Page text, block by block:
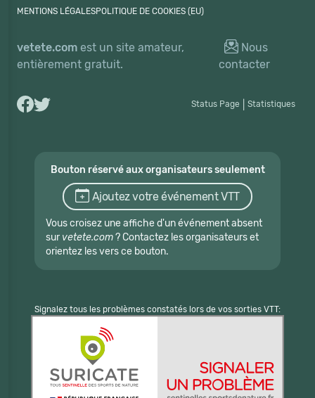
MENTIONS LÉGALESPOLITIQUE DE COOKIES (EU)
vetete.com est un site amateur,
entièrement gratuit.
Nous
contacter
Status Page Statistiques
Bouton réservé aux organisateurs seulement
Ajoutez votre événement VTT
Vous croisez une affiche d'un événement absent
sur vetete.com? Contactez les organisateurs et
orientez les vers ce bouton.
Signalez tous les problèmes constatés lors de vos sorties VTT: